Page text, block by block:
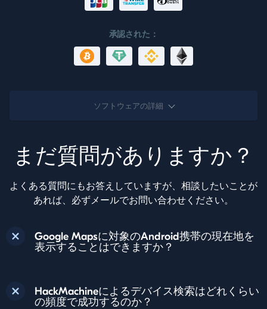
承認された：
ソフトウェアの詳細
まだ質問がありますか？
よくある質問にもお答えしていますが、相談したいことが
あれば、必ずメールでお問い合わせください。
Google Mapsに対象のAndroid携帯の現在地を
表示することはできますか？
HackMachineによるデバイス検索はどれくらい
の頻度で成功するのか？